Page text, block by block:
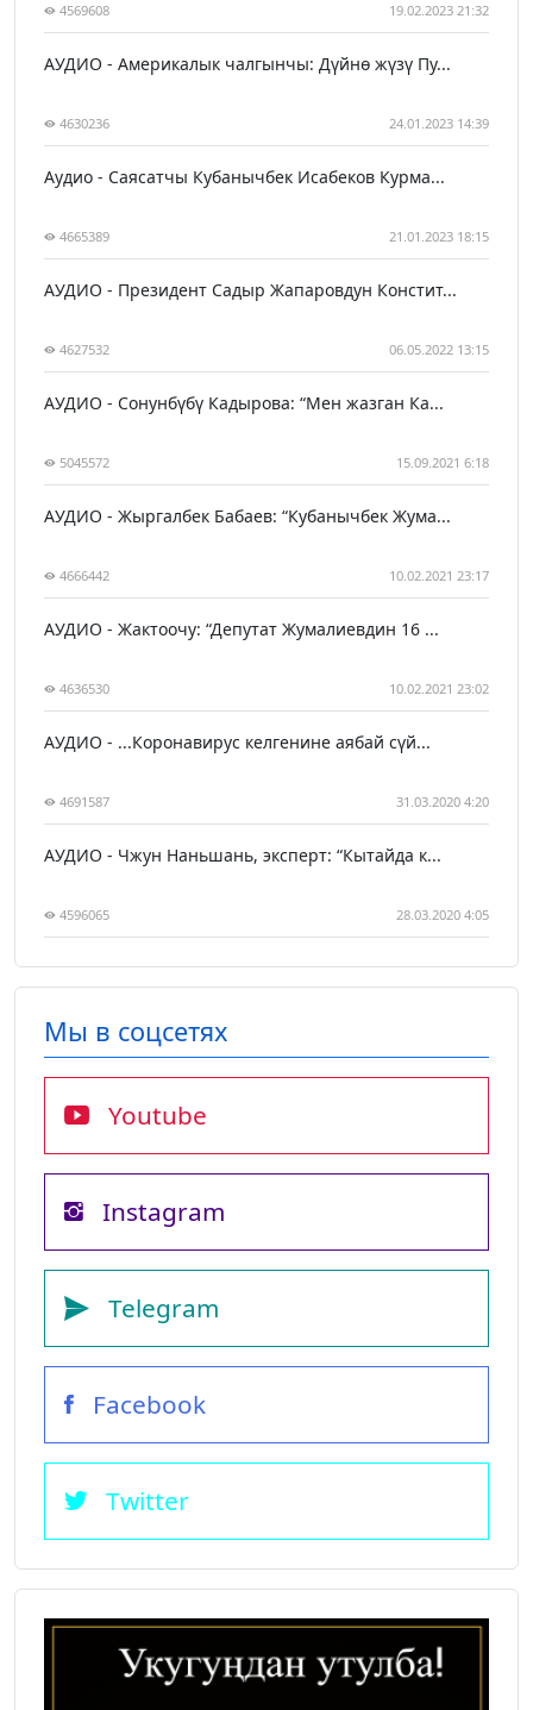
4569608 19.02.2023 21:32
АУДИО - Америкалык чалгынчы: Дүйнө жүзү Пу...
4630236 24.01.2023 14:39
Аудио - Саясатчы Кубанычбек Исабеков Курма...
4665389 21.01.2023 18:15
АУДИО - Президент Садыр Жапаровдун Констит...
4627532 06.05.2022 13:15
АУДИО - Сонунбүбү Кадырова: “Мен жазган Ка...
5045572 15.09.2021 6:18
АУДИО - Жыргалбек Бабаев: “Кубанычбек Жума...
4666442 10.02.2021 23:17
АУДИО - Жактоочу: “Депутат Жумалиевдин 16 ...
4636530 10.02.2021 23:02
АУДИО - ...Коронавирус келгенине аябай сүй...
4691587 31.03.2020 4:20
АУДИО - Чжун Наньшань, эксперт: “Кытайда к...
4596065 28.03.2020 4:05
Мы в соцсетях
Youtube
Instagram
Telegram
Facebook
Twitter